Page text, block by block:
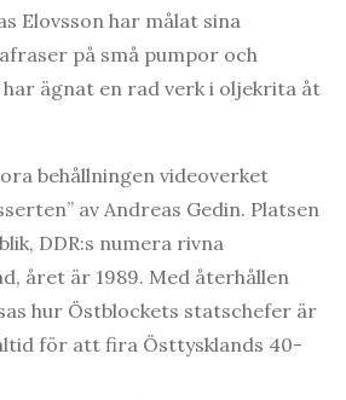
Elovsson har målat sina
på små pumpor och
har ägnat en rad verk i oljekrita åt
behållningen videoverket
av Andreas Gedin. Platsen
DDR:s numera rivna
året är 1989. Med återhållen
hur Östblockets statschefer är
för att fira Östtysklands 40-